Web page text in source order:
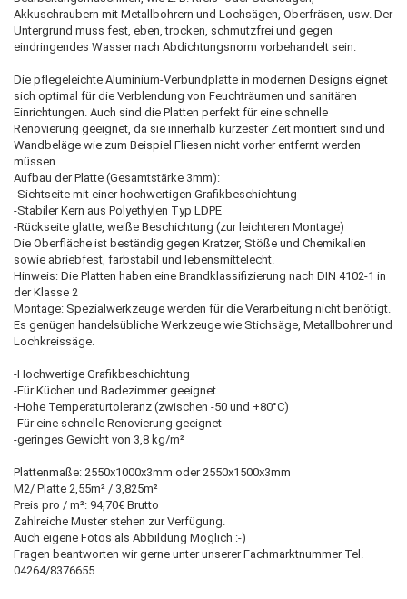
Akkuschraubern mit Metallbohrern und Lochsägen, Oberfräsen, usw. Der
Untergrund muss fest, eben, trocken, schmutzfrei und gegen
eindringendes Wasser nach Abdichtungsnorm vorbehandelt sein.
Die pflegeleichte Aluminium-Verbundplatte in modernen Designs eignet
sich optimal für die Verblendung von Feuchträumen und sanitären
Einrichtungen. Auch sind die Platten perfekt für eine schnelle
Renovierung geeignet, da sie innerhalb kürzester Zeit montiert sind und
Wandbeläge wie zum Beispiel Fliesen nicht vorher entfernt werden
müssen.
Aufbau der Platte (Gesamtstärke 3mm):
-Sichtseite mit einer hochwertigen Grafikbeschichtung
-Stabiler Kern aus Polyethylen Typ LDPE
-Rückseite glatte, weiße Beschichtung (zur leichteren Montage)
Die Oberfläche ist beständig gegen Kratzer, Stöße und Chemikalien
sowie abriebfest, farbstabil und lebensmittelecht.
Hinweis: Die Platten haben eine Brandklassifizierung nach DIN 4102-1 in
der Klasse 2
Montage: Spezialwerkzeuge werden für die Verarbeitung nicht benötigt.
Es genügen handelsübliche Werkzeuge wie Stichsäge, Metallbohrer und
Lochkreissäge.
-Hochwertige Grafikbeschichtung
-Für Küchen und Badezimmer geeignet
-Hohe Temperaturtoleranz (zwischen -50 und +80°C)
-Für eine schnelle Renovierung geeignet
-geringes Gewicht von 3,8 kg/m²
Plattenmaße: 2550x1000x3mm oder 2550x1500x3mm
M2/ Platte 2,55m² / 3,825m²
Preis pro / m²: 94,70€ Brutto
Zahlreiche Muster stehen zur Verfügung.
Auch eigene Fotos als Abbildung Möglich :-)
Fragen beantworten wir gerne unter unserer Fachmarktnummer Tel.
04264/8376655